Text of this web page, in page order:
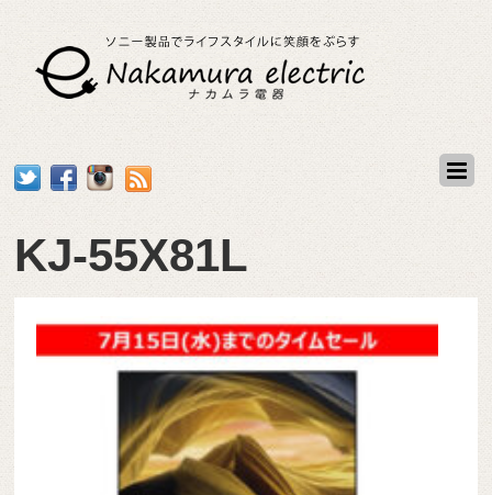
KJ-55X81L